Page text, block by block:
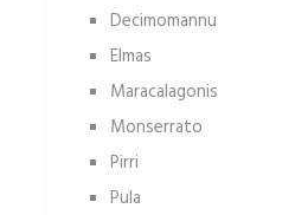
Decimomannu
Elmas
Maracalagonis
Monserrato
Pirri
Pula